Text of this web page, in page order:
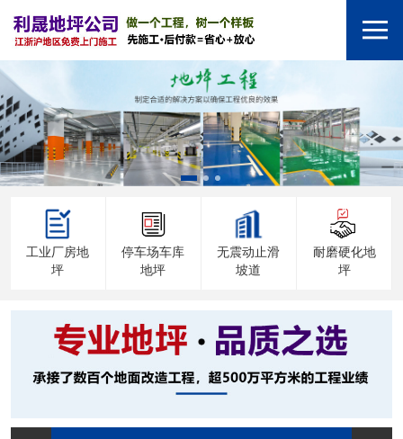
工业厂房地
坪
停车场车库
地坪
无震动止滑
坡道
耐磨硬化地
坪